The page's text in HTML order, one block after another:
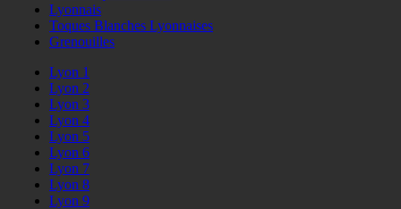
Lyonnais
Toques Blanches Lyonnaises
Grenouilles
Lyon 1
Lyon 2
Lyon 3
Lyon 4
Lyon 5
Lyon 6
Lyon 7
Lyon 8
Lyon 9